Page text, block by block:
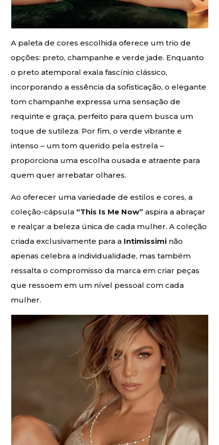
A paleta de cores escolhida oferece um trio de
opções: preto, champanhe e verde jade. Enquanto
o preto atemporal exala fascínio clássico,
incorporando a essência da sofisticação, o elegante
tom champanhe expressa uma sensação de
requinte e graça, perfeito para quem busca um
toque de sutileza. Por fim, o verde vibrante e
intenso – um tom querido pela estrela –
proporciona uma escolha ousada e atraente para
quem quer arrebatar olhares.
Ao oferecer uma variedade de estilos e cores, a
coleção-cápsula “This Is Me Now” aspira a abraçar
e realçar a beleza única de cada mulher. A coleção
criada exclusivamente para a Intimissimi não
apenas celebra a individualidade, mas também
ressalta o compromisso da marca em criar peças
que ressoem em um nível pessoal com cada
mulher.